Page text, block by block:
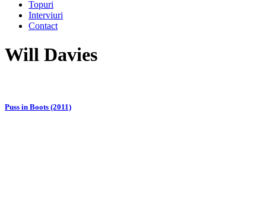
Topuri
Interviuri
Contact
Will Davies
Puss in Boots (2011)